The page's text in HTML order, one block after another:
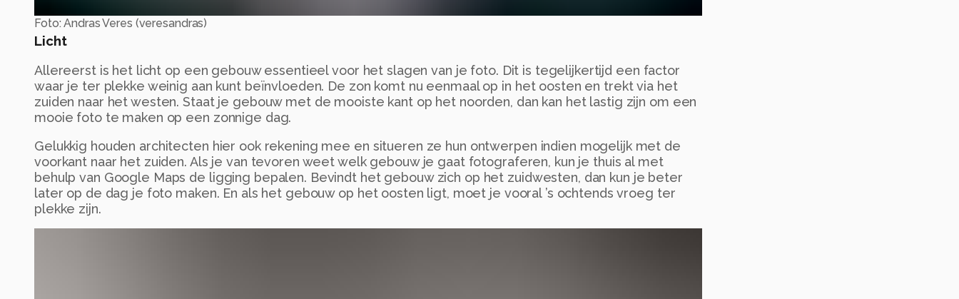
Foto: Andras Veres (veresandras)
Licht
Allereerst is het licht op een gebouw essentieel voor het slagen van je foto. Dit is tegelijkertijd een factor
waar je ter plekke weinig aan kunt beïnvloeden. De zon komt nu eenmaal op in het oosten en trekt via het
zuiden naar het westen. Staat je gebouw met de mooiste kant op het noorden, dan kan het lastig zijn om een
mooie foto te maken op een zonnige dag.
Gelukkig houden architecten hier ook rekening mee en situeren ze hun ontwerpen indien mogelijk met de
voorkant naar het zuiden. Als je van tevoren weet welk gebouw je gaat fotograferen, kun je thuis al met
behulp van Google Maps de ligging bepalen. Bevindt het gebouw zich op het zuidwesten, dan kun je beter
later op de dag je foto maken. En als het gebouw op het oosten ligt, moet je vooral ’s ochtends vroeg ter
plekke zijn.